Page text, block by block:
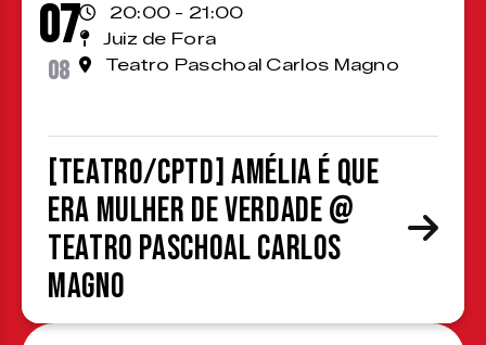
07
08
20:00 - 21:00
Juiz de Fora
Teatro Paschoal Carlos Magno
[TEATRO/CPTD] Amélia é que
era mulher de verdade @
Teatro Paschoal Carlos
Magno